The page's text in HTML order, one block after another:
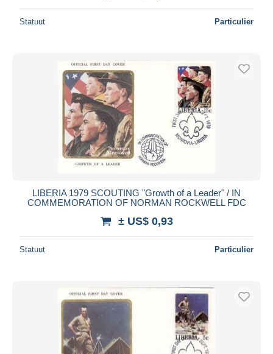
Statuut Particulier
LIBERIA 1979 SCOUTING "Growth of a Leader" / IN
COMMEMORATION OF NORMAN ROCKWELL FDC
± US$ 0,93
Statuut Particulier